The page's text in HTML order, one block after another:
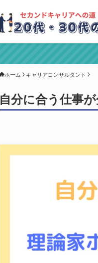
ホーム キャリアコンサルタント
自分に合う仕事